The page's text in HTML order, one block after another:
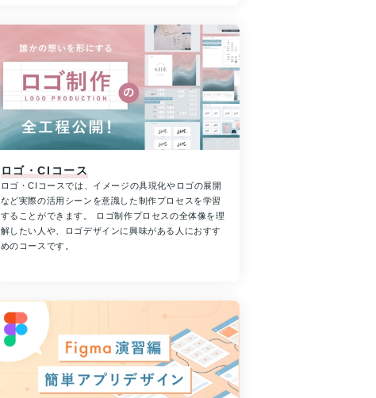
ロゴ・CIコース
ロゴ・CIコースでは、イメージの具現化やロゴの展開
など実際の活用シーンを意識した制作プロセスを学習
することができます。 ロゴ制作プロセスの全体像を理
解したい人や、ロゴデザインに興味がある人におすす
めのコースです。